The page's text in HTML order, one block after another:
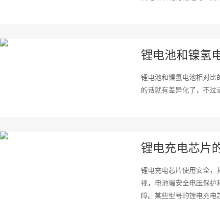
锂电池和镍氢
锂电池和镍氢电池相对比
的话就有差异化了，不过
锂电充电芯片
锂电充电芯片使用安全，
视，电池端安全电压保护
障。某些型号的锂电充